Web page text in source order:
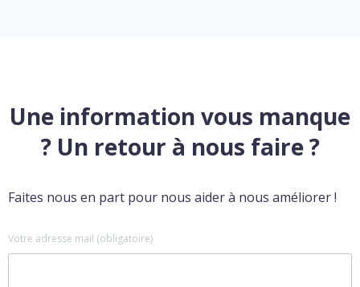
Une information vous manque
? Un retour à nous faire ?
Faites nous en part pour nous aider à nous améliorer !
Votre adresse mail (obligatoire)